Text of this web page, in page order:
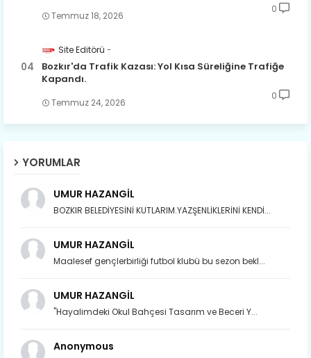
Temmuz 18, 2026
0
Site Editörü
Bozkır'da Trafik Kazası: Yol Kısa Süreliğine Trafiğe
Kapandı.
Temmuz 24, 2026
0
YORUMLAR
UMUR HAZANGİL
BOZKIR BELEDİYESİNİ KUTLARIM.YAZŞENLİKLERİNİ KENDİ...
UMUR HAZANGİL
Maalesef gençlerbirliği futbol klubü bu sezon bekl...
UMUR HAZANGİL
"Hayalimdeki Okul Bahçesi Tasarım ve Beceri Y...
Anonymous